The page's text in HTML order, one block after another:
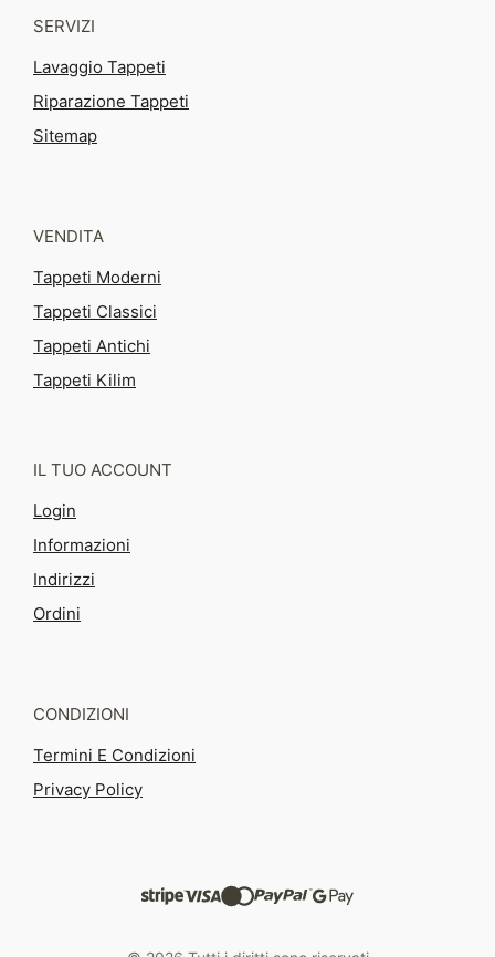
SERVIZI
Lavaggio Tappeti
Riparazione Tappeti
Sitemap
VENDITA
Tappeti Moderni
Tappeti Classici
Tappeti Antichi
Tappeti Kilim
IL TUO ACCOUNT
Login
Informazioni
Indirizzi
Ordini
CONDIZIONI
Termini E Condizioni
Privacy Policy